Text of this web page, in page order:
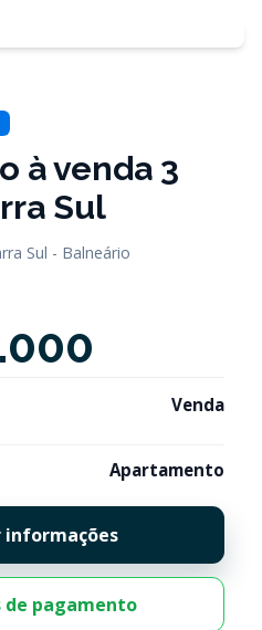
à venda 3
Sul
Sul - Balneário
Venda
Apartamento
informações
de pagamento